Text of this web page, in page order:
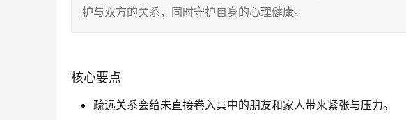
护与双方的关系，同时守护自身的心理健康。
核心要点
疏远关系会给未直接卷入其中的朋友和家人带来紧张与压力。